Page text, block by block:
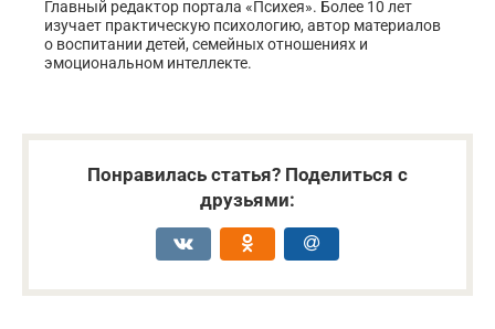
Главный редактор портала «Психея». Более 10 лет
изучает практическую психологию, автор материалов
о воспитании детей, семейных отношениях и
эмоциональном интеллекте.
Понравилась статья? Поделиться с
друзьями: